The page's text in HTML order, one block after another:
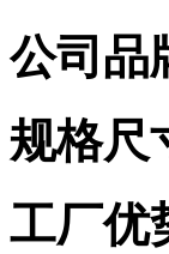
公司品
规格尺
工厂优